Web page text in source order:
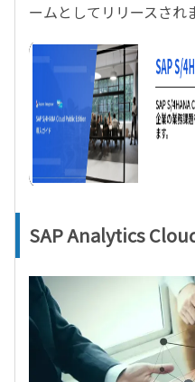
ームとしてリリースされ
SAP Analytics